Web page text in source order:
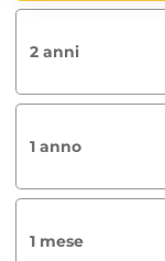
2 anni
1 anno
1 mese